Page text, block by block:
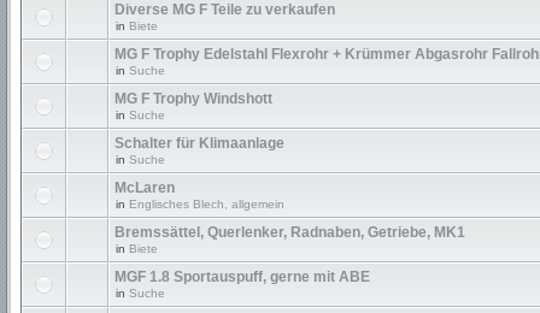
Diverse MG F Teile zu verkaufen
in Biete
MG F Trophy Edelstahl Flexrohr + Krümmer Abgasrohr
in Suche
MG F Trophy Windshott
in Suche
Schalter für Klimaanlage
in Suche
McLaren
in Englisches Blech, allgemein
Bremssättel, Querlenker, Radnaben, Getriebe, MK1
in Biete
MGF 1.8 Sportauspuff, gerne mit ABE
in Suche